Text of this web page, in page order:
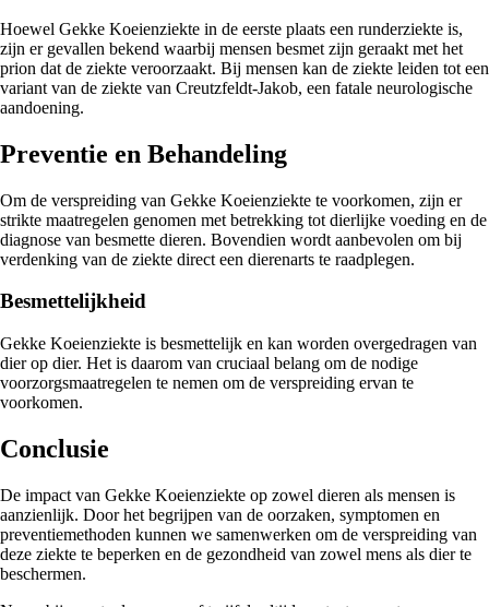
Hoewel Gekke Koeienziekte in de eerste plaats een runderziekte is,
zijn er gevallen bekend waarbij mensen besmet zijn geraakt met het
prion dat de ziekte veroorzaakt. Bij mensen kan de ziekte leiden tot een
variant van de ziekte van Creutzfeldt-Jakob, een fatale neurologische
aandoening.
Preventie en Behandeling
Om de verspreiding van Gekke Koeienziekte te voorkomen, zijn er
strikte maatregelen genomen met betrekking tot dierlijke voeding en de
diagnose van besmette dieren. Bovendien wordt aanbevolen om bij
verdenking van de ziekte direct een dierenarts te raadplegen.
Besmettelijkheid
Gekke Koeienziekte is besmettelijk en kan worden overgedragen van
dier op dier. Het is daarom van cruciaal belang om de nodige
voorzorgsmaatregelen te nemen om de verspreiding ervan te
voorkomen.
Conclusie
De impact van Gekke Koeienziekte op zowel dieren als mensen is
aanzienlijk. Door het begrijpen van de oorzaken, symptomen en
preventiemethoden kunnen we samenwerken om de verspreiding van
deze ziekte te beperken en de gezondheid van zowel mens als dier te
beschermen.